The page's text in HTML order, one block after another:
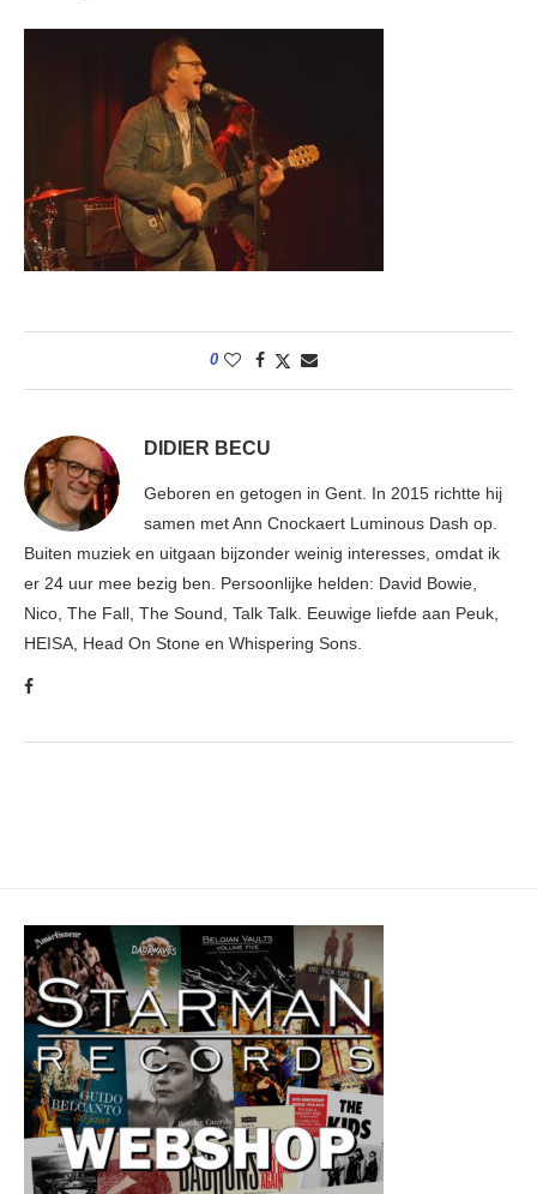
0
DIDIER BECU
Geboren en getogen in Gent. In 2015 richtte hij
samen met Ann Cnockaert Luminous Dash op.
Buiten muziek en uitgaan bijzonder weinig interesses, omdat ik
er 24 uur mee bezig ben. Persoonlijke helden: David Bowie,
Nico, The Fall, The Sound, Talk Talk. Eeuwige liefde aan Peuk,
HEISA, Head On Stone en Whispering Sons.